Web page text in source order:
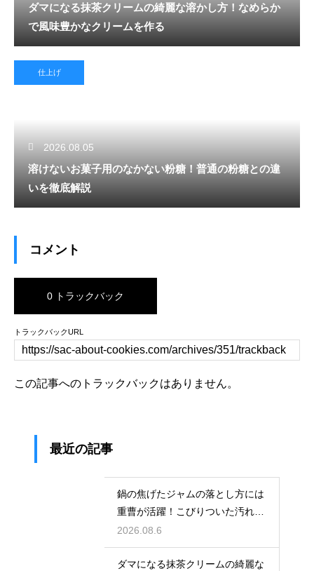
ダマになる抹茶クリームの綺麗な溶かし方！なめらか
で風味豊かなクリームを作る
仕上げ
2026.08.05
溶けないお菓子用のなかない粉糖！普通の粉糖との違
いを徹底解説
コメント
0 トラックバック
トラックバックURL
この記事へのトラックバックはありません。
最近の記事
鍋の焦げたジャムの落とし方には
重曹が活躍！こびりついた汚れを
綺麗に落としてピカピカにする技
2026.08.6
ダマになる抹茶クリームの綺麗な